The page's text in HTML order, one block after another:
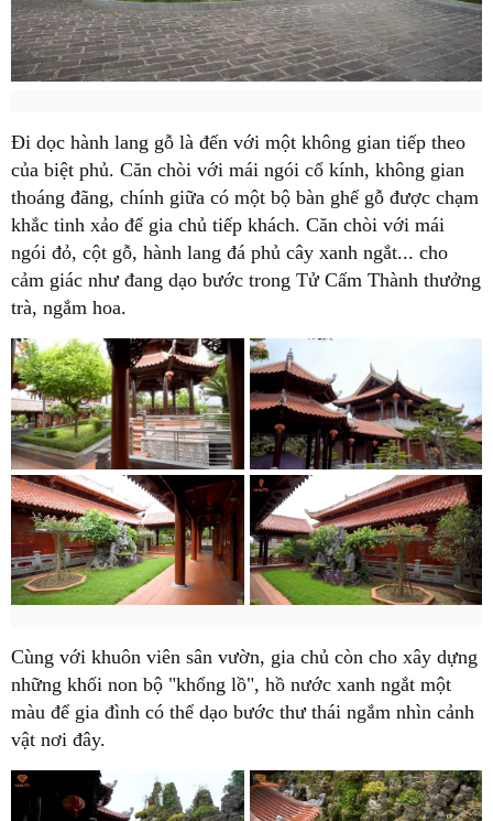
Đi dọc hành lang gỗ là đến với một không gian tiếp theo
của biệt phủ. Căn chòi với mái ngói cổ kính, không gian
thoáng đãng, chính giữa có một bộ bàn ghế gỗ được chạm
khắc tinh xảo để gia chủ tiếp khách. Căn chòi với mái
ngói đỏ, cột gỗ, hành lang đá phủ cây xanh ngắt... cho
cảm giác như đang dạo bước trong Tử Cấm Thành thưởng
trà, ngắm hoa.
Cùng với khuôn viên sân vườn, gia chủ còn cho xây dựng
những khối non bộ "khổng lồ", hồ nước xanh ngắt một
màu để gia đình có thể dạo bước thư thái ngắm nhìn cảnh
vật nơi đây.